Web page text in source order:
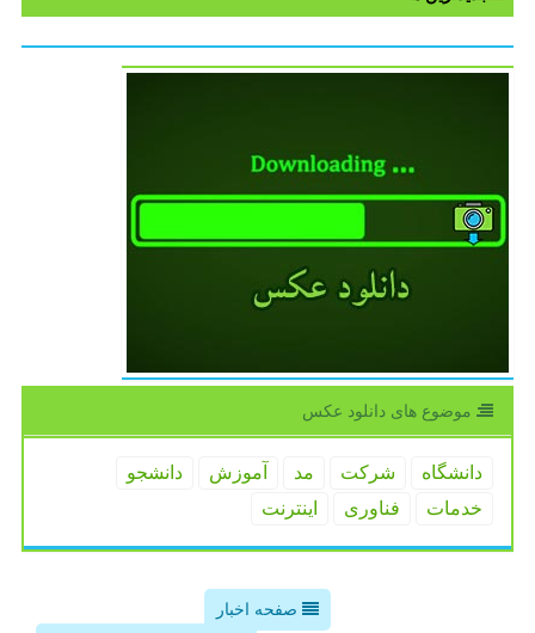
موضوع های دانلود عكس
دانشگاه شركت مد آموزش
دانشجو
خدمات
فناوری اینترنت
صفحه اخبار